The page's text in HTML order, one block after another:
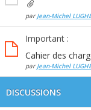
par Jean-Michel
Important :
Cahier des
par Jean-Michel
DISCUSSIONS